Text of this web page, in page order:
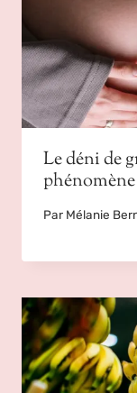
Le déni de
Par Mélanie